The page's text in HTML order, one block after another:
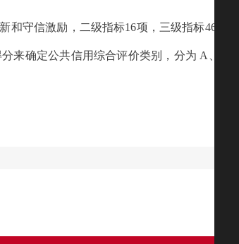
守信激励，二级指标16项，三级指标46项。
来确定公共信用综合评价类别，分为 A、B、